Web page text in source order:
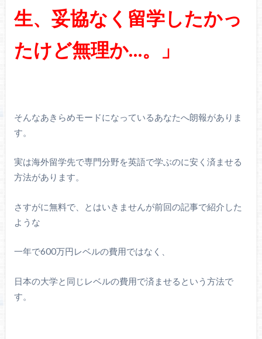
生、妥協なく留学したかっ
たけど無理か…。」
そんなあきらめモードになっているあなたへ朗報がありま
す。
実は海外留学先で専門分野を英語で学ぶのに安く済ませる
方法があります。
さすがに無料で、とはいきませんが前回の記事で紹介した
ような
一年で600万円レベルの費用ではなく、
日本の大学と同じレベルの費用で済ませるという方法で
す。